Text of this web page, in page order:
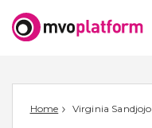
Home Virginia Sandjojo